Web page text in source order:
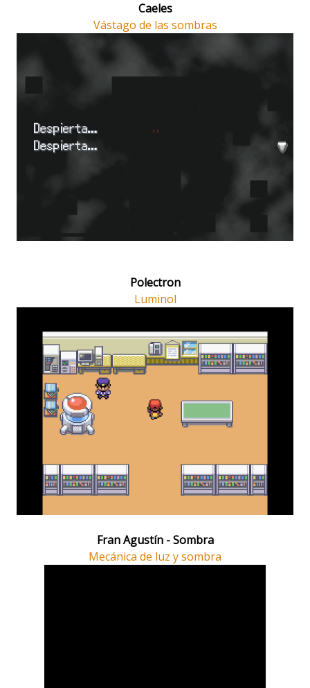
Caeles
Vástago de las sombras
Polectron
Luminol
Fran Agustín - Sombra
Mecánica de luz y sombra